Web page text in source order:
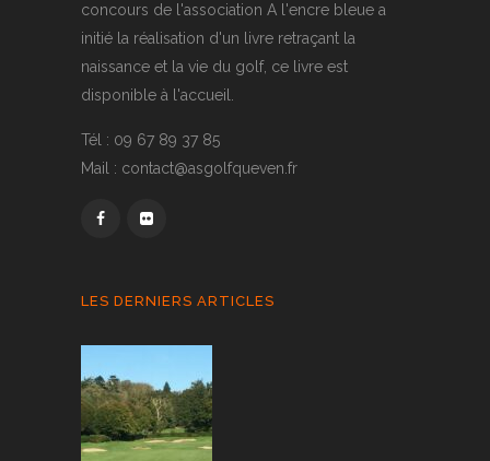
concours de l'association A l'encre bleue a
initié la réalisation d'un livre retraçant la
naissance et la vie du golf, ce livre est
disponible à l'accueil.
Tél : 09 67 89 37 85
Mail : contact@asgolfqueven.fr
LES DERNIERS ARTICLES